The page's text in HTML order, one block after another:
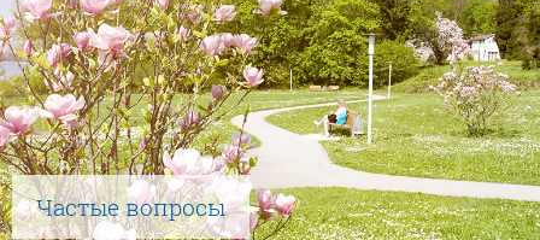
Частые вопросы